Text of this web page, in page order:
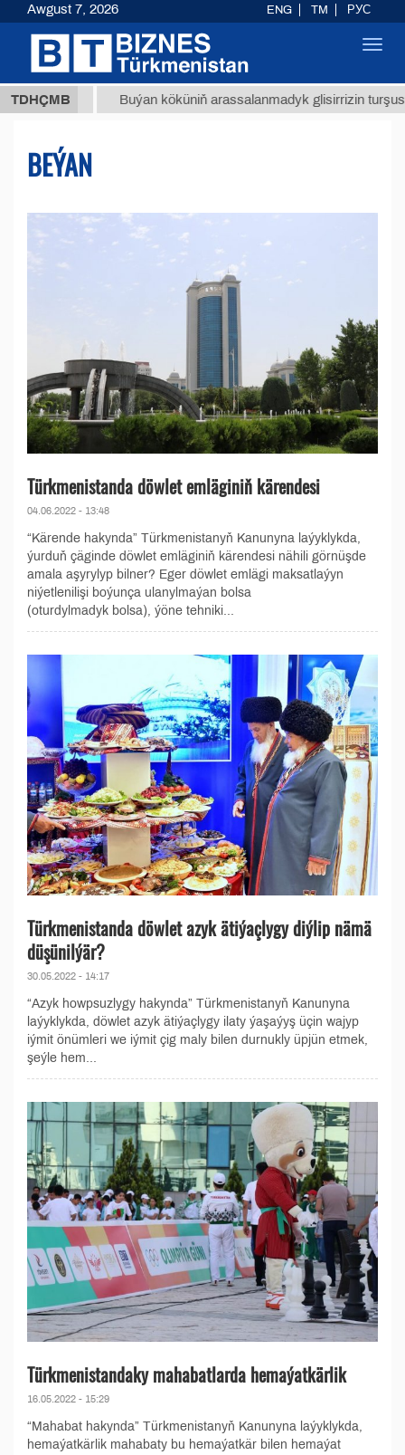
TDHÇMBBuýan köküniň arassalanmadyk glisirrizin turşusy (t.)
BEÝAN
Türkmenistanda döwlet emläginiň kärendesi
04.06.2022 - 13:48
“Kärende hakynda” Türkmenistanyň Kanunyna laýyklykda,
ýurduň çäginde döwlet emläginiň kärendesi nähili görnüşde
amala aşyrylyp bilner? Eger döwlet emlägi maksatlaýyn
niýetlenilişi boýunça ulanylmaýan bolsa
(oturdylmadyk bolsa), ýöne tehniki...
Türkmenistanda döwlet azyk ätiýaçlygy diýlip nämä
düşünilýär?
30.05.2022 - 14:17
“Azyk howpsuzlygy hakynda” Türkmenistanyň Kanunyna
laýyklykda, döwlet azyk ätiýaçlygy ilaty ýaşaýyş üçin wajyp
iýmit önümleri we iýmit çig maly bilen durnukly üpjün etmek,
şeýle hem...
Türkmenistandaky mahabatlarda hemaýatkärlik
16.05.2022 - 15:29
“Mahabat hakynda” Türkmenistanyň Kanunyna laýyklykda,
hemaýatkärlik mahabaty bu hemaýatkär bilen hemaýat
Awgust 7, 2026 ENG TM РУС